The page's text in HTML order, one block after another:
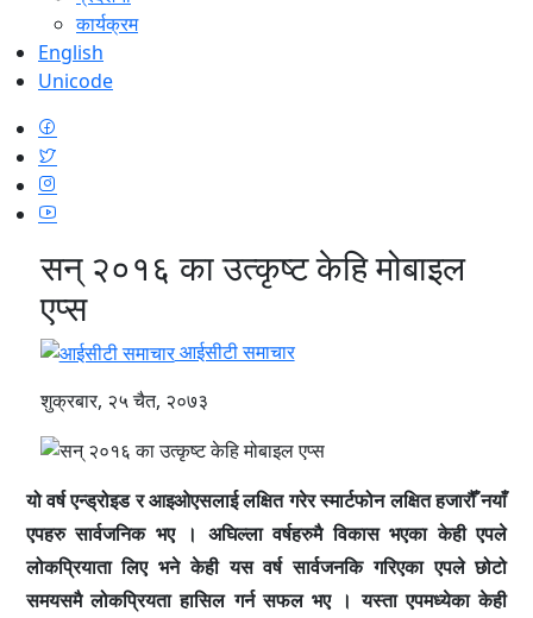
कार्यक्रम
English
Unicode
सन् २०१६ का उत्कृष्ट केहि मोबाइल
एप्स
आईसीटी समाचार
शुक्रबार, २५ चैत, २०७३
यो वर्ष एन्ड्रोइड र आइओएसलाई लक्षित गरेर स्मार्टफोन लक्षित हजारौँ नयाँ
एपहरु सार्वजनिक भए । अघिल्ला वर्षहरुमै विकास भएका केही एपले
लोकप्रियाता लिए भने केही यस वर्ष सार्वजनकि गरिएका एपले छोटो
समयसमै लोकप्रियता हासिल गर्न सफल भए । यस्ता एपमध्येका केही